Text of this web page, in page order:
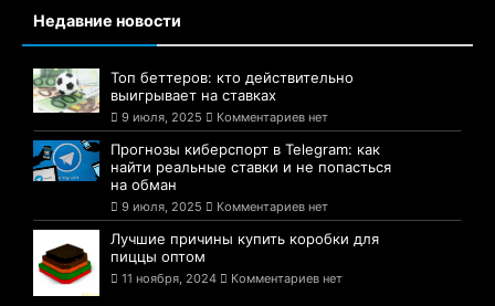
Недавние новости
Топ беттеров: кто действительно
выигрывает на ставках
9 июля, 2025 Комментариев нет
Прогнозы киберспорт в Telegram: как
найти реальные ставки и не попасться
на обман
9 июля, 2025 Комментариев нет
Лучшие причины купить коробки для
пиццы оптом
11 ноября, 2024 Комментариев нет